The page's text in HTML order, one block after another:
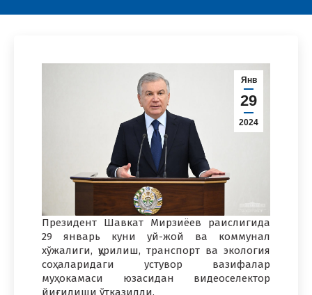
Янв
29
2024
Президент Шавкат Мирзиёев раислигида
29 январь куни уй-жой ва коммунал
хўжалиги, қурилиш, транспорт ва экология
соҳаларидаги устувор вазифалар
муҳокамаси юзасидан видеоселектор
йиғилиши ўтказилди.